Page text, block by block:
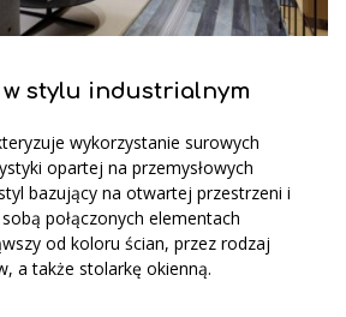
stylu industrialnym
wykorzystanie surowych
opartej na przemysłowych
bazujący na otwartej przestrzeni i
połączonych elementach
od koloru ścian, przez rodzaj
a także stolarkę okienną.